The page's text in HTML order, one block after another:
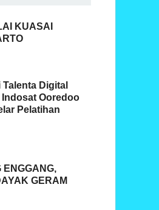
KUASAI
Digital
Ooredoo
Pelatihan
ENGGANG,
GERAM